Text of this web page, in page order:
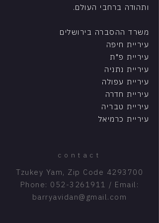
ותהודה ברחבי העולם.
משרד ההסברה בירושלים
עיריית חיפה
עיריית פ"ת
עיריית נתניה
עיריית עפולה
עיריית חדרה
עיריית טבריה
עיריית כרמיאל
contact
Tzukey Yam, Zip Code 4293700
Phone: 052-3261911 / Email:
barryavidan@gmail.com